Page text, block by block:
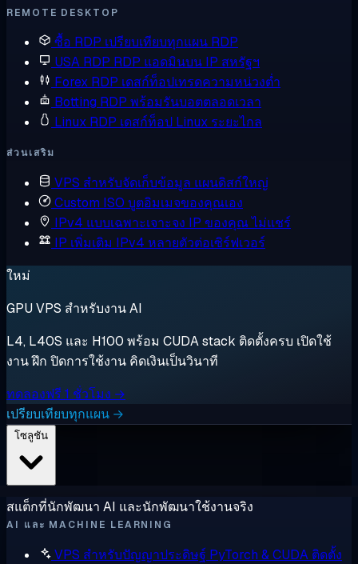
REMOTE DESKTOP
ซื้อ RDP เปรียบเทียบทุกแผน RDP
USA RDP RDP แอดมินบน IP สหรัฐฯ
Forex RDP เดสก์ท็อปเทรดความหน่วงต่ำ
Botting RDP พร้อมรันบอตตลอดเวลา
Linux RDP เดสก์ท็อป Linux ระยะไกล
ส่วนเสริม
VPS สำหรับจัดเก็บข้อมูล แผนดิสก์ใหญ่
Custom ISO บูตอิมเมจของคุณเอง
IPv4 แบบเฉพาะเจาะจง IP ของคุณ ไม่แชร์
IP เพิ่มเติม IPv4 หลายตัวต่อเซิร์ฟเวอร์
ใหม่
GPU VPS สำหรับงาน AI
L4, L40S และ H100 พร้อม CUDA stack ติดตั้งครบ เปิดใช้
งาน ฝึก ปิดการใช้งาน คิดเงินเป็นวินาที
ทดลองฟรี 1 ชั่วโมง →
เปรียบเทียบทุกแผน →
สแต็กที่นักพัฒนา AI และนักพัฒนาใช้งานจริง
AI และ MACHINE LEARNING
VPS สำหรับปัญญาประดิษฐ์ PyTorch & CUDA ติดตั้ง